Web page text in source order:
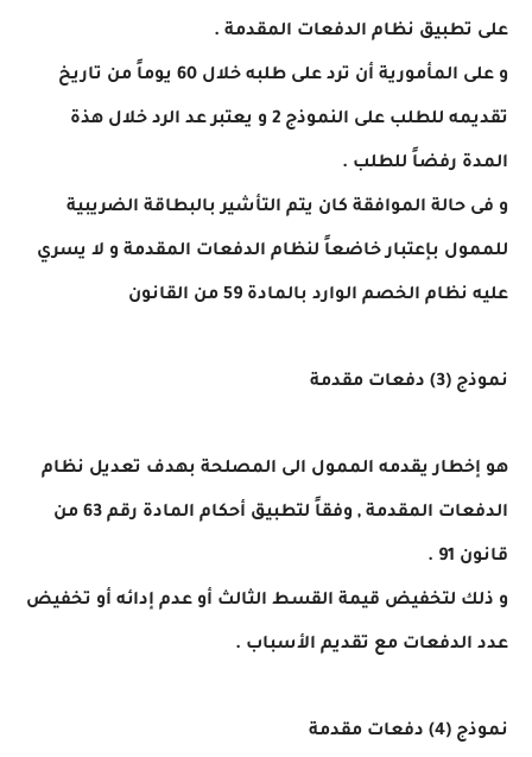
على تطبيق نظام الدفعات المقدمة .
و على المأمورية أن ترد على طلبه خلال 60 يوماً من تاريخ
تقديمه للطلب على النموذج 2 و يعتبر عد الرد خلال هذة
المدة رفضاً للطلب .
و فى حالة الموافقة كان يتم التأشير بالبطاقة الضريبية
للممول بإعتبار خاضعاً لنظام الدفعات المقدمة و لا يسري
عليه نظام الخصم الوارد بالمادة 59 من القانون
نموذج (3) دفعات مقدمة
هو إخطار يقدمه الممول الى المصلحة بهدف تعديل نظام
الدفعات المقدمة , وفقاً لتطبيق أحكام المادة رقم 63 من
قانون 91 .
و ذلك لتخفيض قيمة القسط الثالث أو عدم إدائه أو تخفيض
عدد الدفعات مع تقديم الأسباب .
نموذج (4) دفعات مقدمة